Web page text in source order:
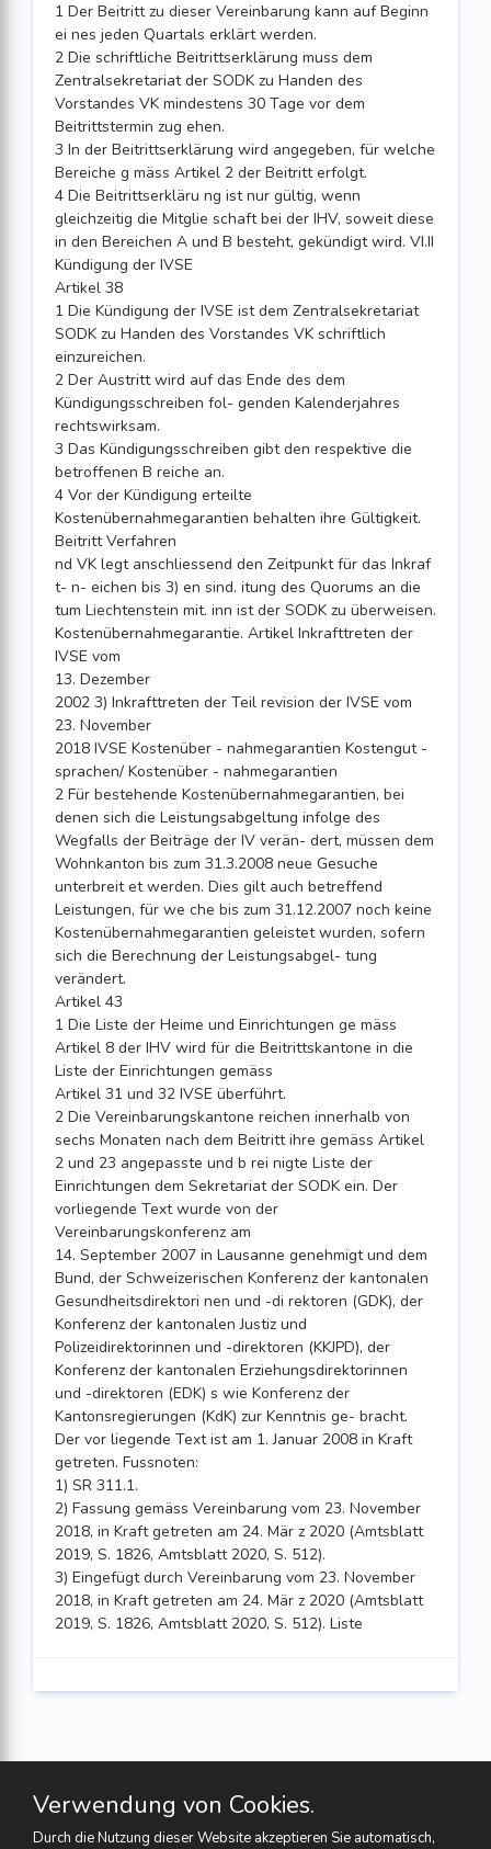
1 Der Beitritt zu dieser Vereinbarung kann auf Beginn
ei nes jeden Quartals erklärt werden.
2 Die schriftliche Beitrittserklärung muss dem
Zentralsekretariat der SODK zu Handen des
Vorstandes VK mindestens 30 Tage vor dem
Beitrittstermin zug ehen.
3 In der Beitrittserklärung wird angegeben, für welche
Bereiche g mäss Artikel 2 der Beitritt erfolgt.
4 Die Beitrittserkläru ng ist nur gültig, wenn
gleichzeitig die Mitglie schaft bei der IHV, soweit diese
in den Bereichen A und B besteht, gekündigt wird. VI.II
Kündigung der IVSE
Artikel 38
1 Die Kündigung der IVSE ist dem Zentralsekretariat
SODK zu Handen des Vorstandes VK schriftlich
einzureichen.
2 Der Austritt wird auf das Ende des dem
Kündigungsschreiben fol- genden Kalenderjahres
rechtswirksam.
3 Das Kündigungsschreiben gibt den respektive die
betroffenen B reiche an.
4 Vor der Kündigung erteilte
Kostenübernahmegarantien behalten ihre Gültigkeit.
Beitritt Verfahren
nd VK legt anschliessend den Zeitpunkt für das Inkraf
t- n- eichen bis 3) en sind. itung des Quorums an die
tum Liechtenstein mit. inn ist der SODK zu überweisen.
Kostenübernahmegarantie. Artikel Inkrafttreten der
IVSE vom
13. Dezember
2002 3) Inkrafttreten der Teil revision der IVSE vom
23. November
2018 IVSE Kostenüber - nahmegarantien Kostengut -
sprachen/ Kostenüber - nahmegarantien
2 Für bestehende Kostenübernahmegarantien, bei
denen sich die Leistungsabgeltung infolge des
Wegfalls der Beiträge der IV verän- dert, müssen dem
Wohnkanton bis zum 31.3.2008 neue Gesuche
unterbreit et werden. Dies gilt auch betreffend
Leistungen, für we che bis zum 31.12.2007 noch keine
Kostenübernahmegarantien geleistet wurden, sofern
sich die Berechnung der Leistungsabgel- tung
verändert.
Artikel 43
1 Die Liste der Heime und Einrichtungen ge mäss
Artikel 8 der IHV wird für die Beitrittskantone in die
Liste der Einrichtungen gemäss
Artikel 31 und 32 IVSE überführt.
2 Die Vereinbarungskantone reichen innerhalb von
sechs Monaten nach dem Beitritt ihre gemäss Artikel
2 und 23 angepasste und b rei nigte Liste der
Einrichtungen dem Sekretariat der SODK ein. Der
vorliegende Text wurde von der
Vereinbarungskonferenz am
14. September 2007 in Lausanne genehmigt und dem
Bund, der Schweizerischen Konferenz der kantonalen
Gesundheitsdirektori nen und -di rektoren (GDK), der
Konferenz der kantonalen Justiz und
Polizeidirektorinnen und -direktoren (KKJPD), der
Konferenz der kantonalen Erziehungsdirektorinnen
und -direktoren (EDK) s wie Konferenz der
Kantonsregierungen (KdK) zur Kenntnis ge- bracht.
Der vor liegende Text ist am 1. Januar 2008 in Kraft
getreten. Fussnoten:
1) SR 311.1.
2) Fassung gemäss Vereinbarung vom 23. November
2018, in Kraft getreten am 24. Mär z 2020 (Amtsblatt
2019, S. 1826, Amtsblatt 2020, S. 512).
3) Eingefügt durch Vereinbarung vom 23. November
2018, in Kraft getreten am 24. Mär z 2020 (Amtsblatt
2019, S. 1826, Amtsblatt 2020, S. 512). Liste
Verwendung von Cookies.
Durch die Nutzung dieser Website akzeptieren Sie automatisch,